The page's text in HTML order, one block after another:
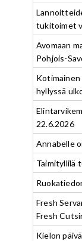
tukitoimet
Avomaan
Pohjois-
hyllyssä
22.6.2026
Annabelle
Taimityllilä
Fresh
Fresh
Kielon